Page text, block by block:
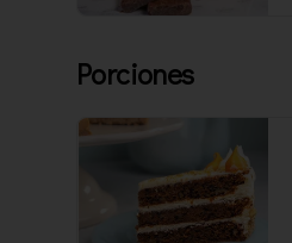
Porciones